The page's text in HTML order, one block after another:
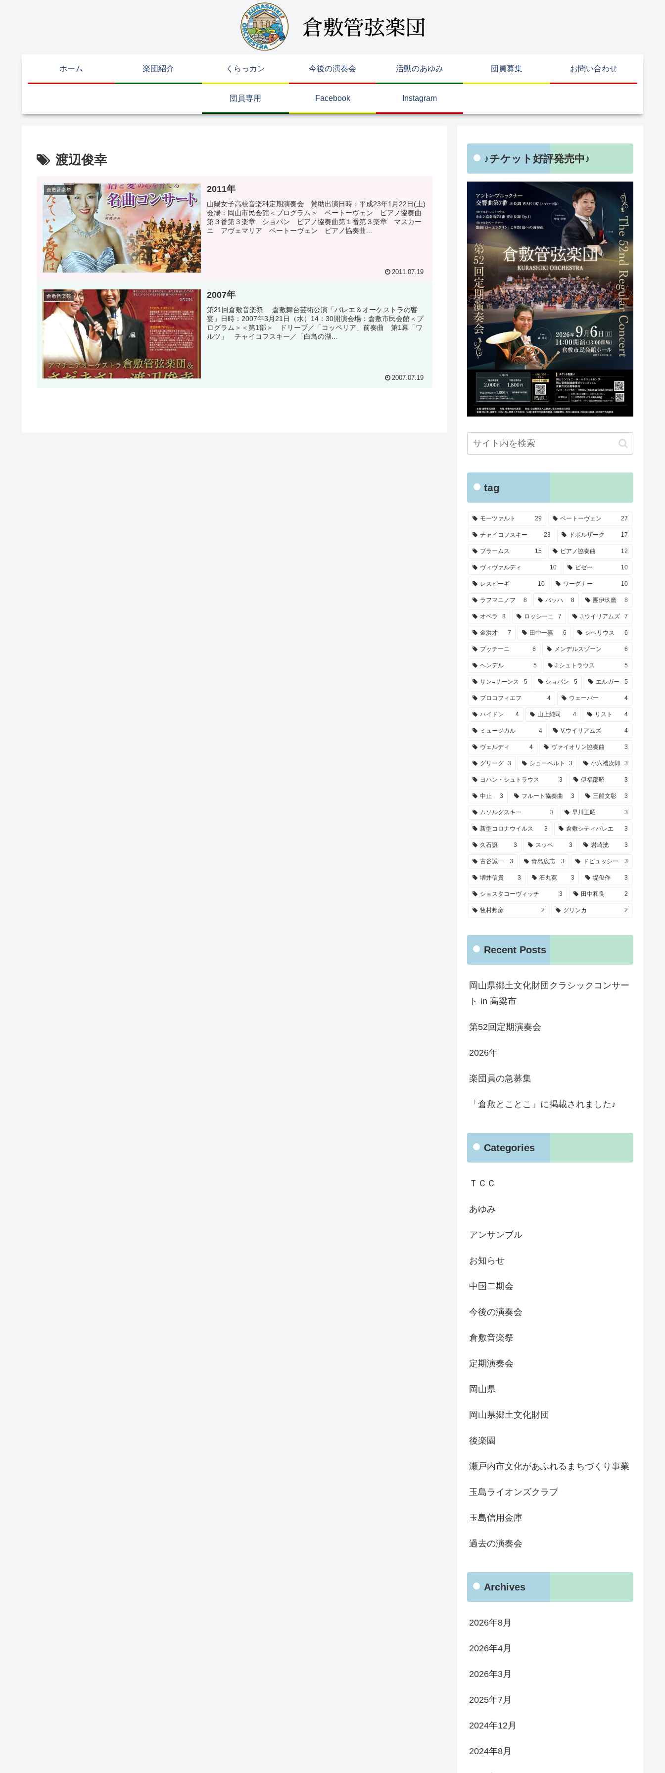
ホーム 楽団紹介 くらっカン 今後の演奏会 活動のあゆみ 団員募集 お問い合わせ
団員専用 Facebook Instagram
渡辺俊幸
倉敷音楽祭 2011年
山陽女子高校音楽科定期演奏会 賛助出演日時：平成23年1月22日(土)
会場：岡山市民会館＜プログラム＞ ベートーヴェン ピアノ協奏曲
第３番第３楽章 ショパン ピアノ協奏曲第１番第３楽章 マスカー
ニ アヴェマリア ベートーヴェン ピアノ協奏曲...
2011.07.19
倉敷音楽祭 2007年
第21回倉敷音楽祭 倉敷舞台芸術公演「バレエ＆オーケストラの饗
宴」日時：2007年3月21日（水）14：30開演会場：倉敷市民会館＜プ
ログラム＞＜第1部＞ ドリーブ／「コッペリア」前奏曲 第1幕「ワ
ルツ」 チャイコフスキー／「白鳥の湖...
2007.07.19
♪チケット好評発売中♪
tag
モーツァルト 29 ベートーヴェン 27
チャイコフスキー 23 ドボルザーク 17
ブラームス 15 ピアノ協奏曲 12
ヴィヴァルディ 10 ビゼー 10
レスピーギ 10 ワーグナー 10
ラフマニノフ 8 バッハ 8 團伊玖磨 8
オペラ 8 ロッシーニ 7 J.ウイリアムズ 7
金洪才 7 田中一嘉 6 シベリウス 6
プッチーニ 6 メンデルスゾーン 6
ヘンデル 5 J.シュトラウス 5
サン=サーンス 5 ショパン 5 エルガー 5
プロコフィエフ 4 ウェーバー 4
ハイドン 4 山上純司 4 リスト 4
ミュージカル 4 V.ウイリアムズ 4
ヴェルディ 4 ヴァイオリン協奏曲 3
グリーグ 3 シューベルト 3 小六禮次郎 3
ヨハン・シュトラウス 3 伊福部昭 3
中止 3 フルート協奏曲 3 三船文彰 3
ムソルグスキー 3 早川正昭 3
新型コロナウイルス 3 倉敷シティバレエ 3
久石譲 3 スッペ 3 岩崎洸 3
古谷誠一 3 青島広志 3 ドビュッシー 3
増井信貴 3 石丸寛 3 堤俊作 3
ショスタコーヴィッチ 3 田中和良 2
牧村邦彦 2 グリンカ 2
Recent Posts
岡山県郷土文化財団クラシックコンサー
ト in 高梁市
第52回定期演奏会
2026年
楽団員の急募集
「倉敷とことこ」に掲載されました♪
Categories
ＴＣＣ
あゆみ
アンサンブル
お知らせ
中国二期会
今後の演奏会
倉敷音楽祭
定期演奏会
岡山県
岡山県郷土文化財団
後楽園
瀬戸内市文化があふれるまちづくり事業
玉島ライオンズクラブ
玉島信用金庫
過去の演奏会
Archives
2026年8月
2026年4月
2026年3月
2025年7月
2024年12月
2024年8月